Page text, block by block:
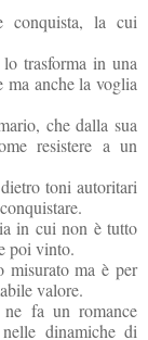
conquista, la cui
trasforma in una
ma anche la voglia
che dalla sua
resistere a un
toni autoritari
in cui non è tutto
poi vinto.
misurato ma è per
valore.
fa un romance
dinamiche di